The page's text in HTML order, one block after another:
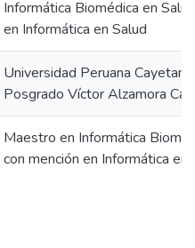
Informática Biomédica en
en Informática en Salud
Universidad Peruana
Posgrado Víctor Alzamora
Maestro en Informática
con mención en Informática en